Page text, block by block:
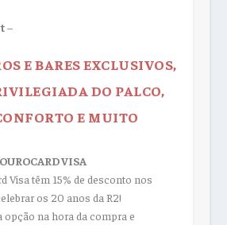
–
E BARES EXCLUSIVOS,
DO PALCO,
E MUITO
VISA
Visa têm 15% de desconto nos
os 20 anos da R2!
opção na hora da compra e